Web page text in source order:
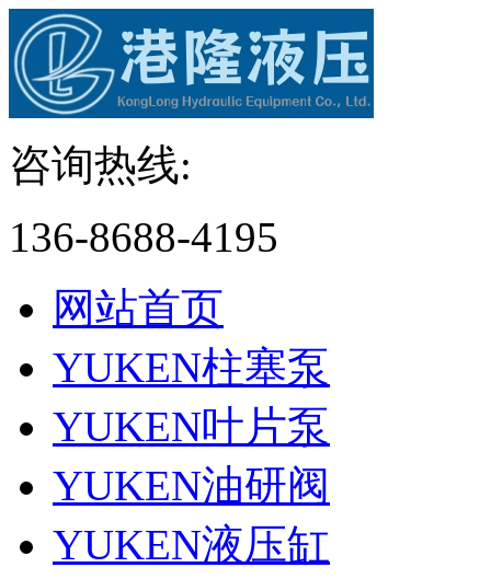
咨询热线:
136-8688-4195
网站首页
YUKEN柱塞泵
YUKEN叶片泵
YUKEN油研阀
YUKEN液压缸